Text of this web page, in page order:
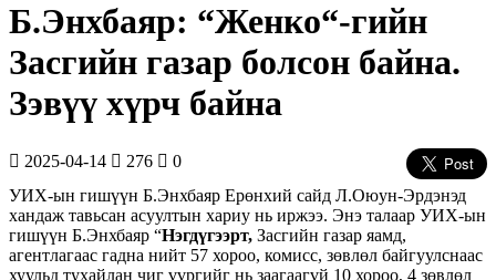
Б.Энхбаяр: “Женко“-гийн
Засгийн газар болсон байна.
Зэвүү хүрч байна
2025-04-14 276
0
УИХ-ын гишүүн Б.Энхбаяр Ерөнхий сайд Л.Оюун-Эрдэнэд
хандаж тавьсан асуултын хариу нь иржээ. Энэ талаар УИХ-ын
гишүүн Б.Энхбаяр “Нэгдүгээрт, Засгийн газар яамд,
агентлагаас гадна нийт 57 хороо, комисс, зөвлөл байгуулснаас
хуульд тухайлан чиг үүргийг нь заагаагүй 10 хороо, 4 зөвлөл